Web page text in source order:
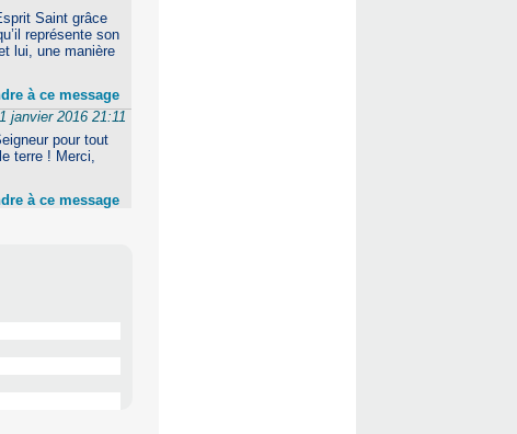
Saint grâce
représente son
lui, une manière
à ce message
janvier 2016 21:11
pour tout
terre ! Merci,
à ce message